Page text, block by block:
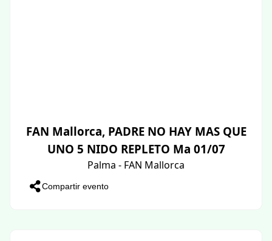
FAN Mallorca, PADRE NO HAY MAS QUE
UNO 5 NIDO REPLETO Ma 01/07
Palma - FAN Mallorca
Compartir evento